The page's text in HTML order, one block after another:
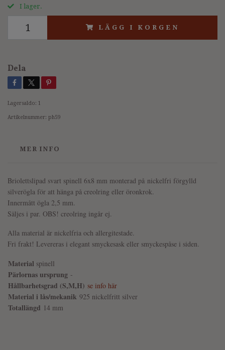
I lager.
LÄGG I KORGEN
Dela
Lagersaldo: 1
Artikelnummer: ph59
MER INFO
Briolettslipad svart spinell 6x8 mm monterad på nickelfri förgylld
silverögla för att hänga på creolring eller öronkrok.
Innermått ögla 2,5 mm.
Säljes i par. OBS! creolring ingår ej.
Alla material är nickelfria och allergitestade.
Fri frakt! Levereras i elegant smyckesask eller smyckespåse i siden.
Material spinell
Pärlornas ursprung -
Hållbarhetsgrad (S,M,H) se info här
Material i lås/mekanik 925 nickelfritt silver
Totallängd 14 mm